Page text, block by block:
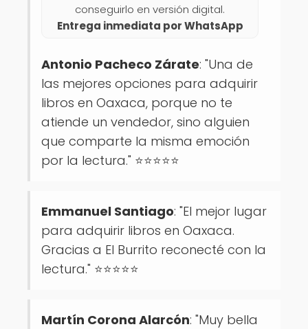
conseguirlo en versión digital.
Entrega inmediata por WhatsApp
Antonio Pacheco Zárate: "Una de
las mejores opciones para adquirir
libros en Oaxaca, porque no te
atiende un vendedor, sino alguien
que comparte la misma emoción
por la lectura." ⭐⭐⭐⭐⭐
Emmanuel Santiago: "El mejor lugar
para adquirir libros en Oaxaca.
Gracias a El Burrito reconecté con la
lectura." ⭐⭐⭐⭐⭐
Martín Corona Alarcón: "Muy bella